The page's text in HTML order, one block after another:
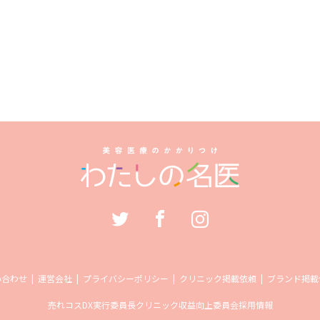
わせ 運営会社 プライバシーポリシー クリニック掲載依頼 ブランド掲
売れコスDX実行委員長クリニック収益向上委員会採用情報